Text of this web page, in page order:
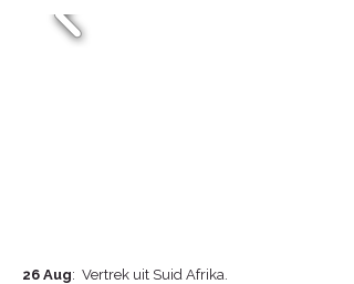
26 Aug: Vertrek uit Suid Afrika.